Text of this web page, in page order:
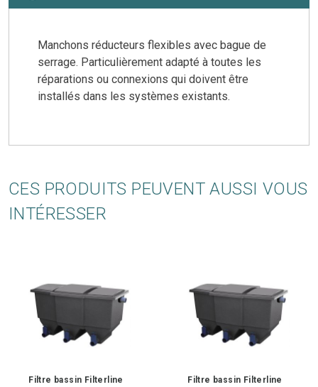
Manchons réducteurs flexibles avec bague de
serrage. Particulièrement adapté à toutes les
réparations ou connexions qui doivent être
installés dans les systèmes existants.
CES PRODUITS PEUVENT AUSSI VOUS
INTÉRESSER
Filtre bassin Filterline
Filtre bassin Filterline